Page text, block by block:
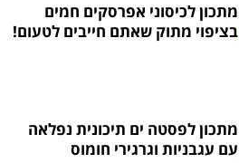
מתכון לכיסוני אפרסקים חמים
בציפוי מתוק שאתם חייבים לטעום!
מתכון לפסטה ים תיכונית נפלאה
עם עגבניות וגרגירי חומוס